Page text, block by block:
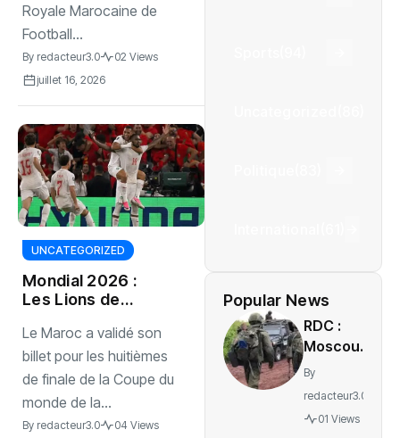
Royale Marocaine de
Football...
By redacteur3.0
02 Views
juillet 16, 2026
UNCATEGORIZED
Mondial 2026 :
Les Lions de
les Pays-Bas aux
penalties
Le Maroc a validé son
billet pour les huitièmes
de finale de la Coupe du
monde de la...
By redacteur3.0
04 Views
Popular News
RDC :
Moscou
accuse
le M23
By
redacteur3.0
01 Views